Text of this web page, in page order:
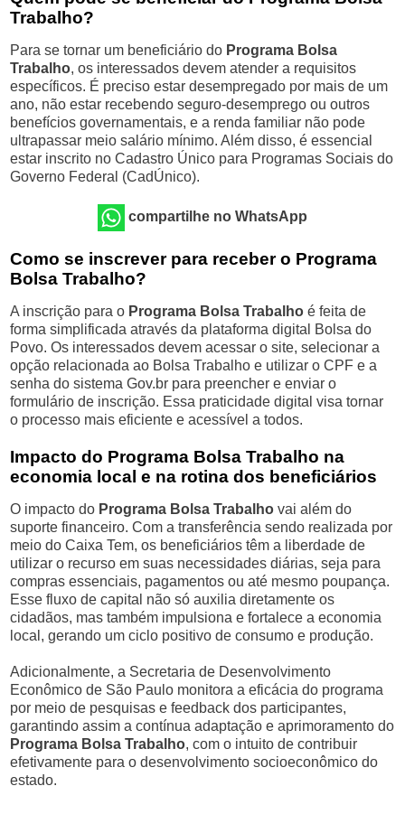
Trabalho?
Para se tornar um beneficiário do Programa Bolsa
Trabalho, os interessados devem atender a requisitos
específicos. É preciso estar desempregado por mais de um
ano, não estar recebendo seguro-desemprego ou outros
benefícios governamentais, e a renda familiar não pode
ultrapassar meio salário mínimo. Além disso, é essencial
estar inscrito no Cadastro Único para Programas Sociais do
Governo Federal (CadÚnico).
compartilhe no WhatsApp
Como se inscrever para receber o Programa
Bolsa Trabalho?
A inscrição para o Programa Bolsa Trabalho é feita de
forma simplificada através da plataforma digital Bolsa do
Povo. Os interessados devem acessar o site, selecionar a
opção relacionada ao Bolsa Trabalho e utilizar o CPF e a
senha do sistema Gov.br para preencher e enviar o
formulário de inscrição. Essa praticidade digital visa tornar
o processo mais eficiente e acessível a todos.
Impacto do Programa Bolsa Trabalho na
economia local e na rotina dos beneficiários
O impacto do Programa Bolsa Trabalho vai além do
suporte financeiro. Com a transferência sendo realizada por
meio do Caixa Tem, os beneficiários têm a liberdade de
utilizar o recurso em suas necessidades diárias, seja para
compras essenciais, pagamentos ou até mesmo poupança.
Esse fluxo de capital não só auxilia diretamente os
cidadãos, mas também impulsiona e fortalece a economia
local, gerando um ciclo positivo de consumo e produção.
Adicionalmente, a Secretaria de Desenvolvimento
Econômico de São Paulo monitora a eficácia do programa
por meio de pesquisas e feedback dos participantes,
garantindo assim a contínua adaptação e aprimoramento do
Programa Bolsa Trabalho, com o intuito de contribuir
efetivamente para o desenvolvimento socioeconômico do
estado.